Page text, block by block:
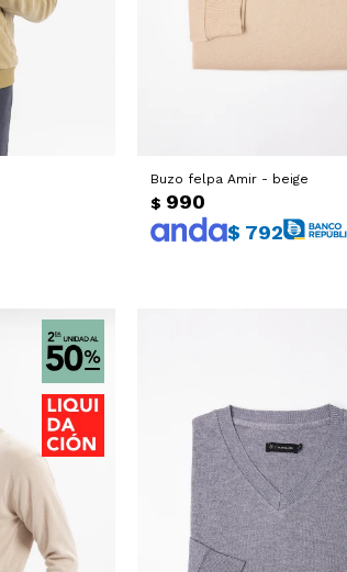
Buzo felpa Amir - beige
$ 990
$ 792